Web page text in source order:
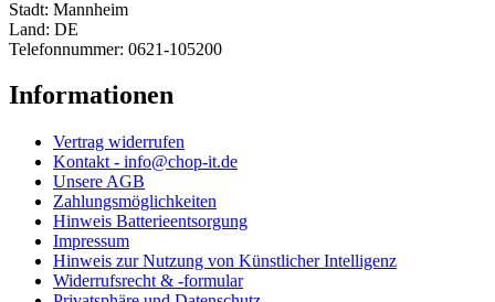
Stadt: Mannheim
Land: DE
Telefonnummer: 0621-105200
Informationen
Vertrag widerrufen
Kontakt - info@chop-it.de
Unsere AGB
Zahlungsmöglichkeiten
Hinweis Batterieentsorgung
Impressum
Hinweis zur Nutzung von Künstlicher Intelligenz
Widerrufsrecht & -formular